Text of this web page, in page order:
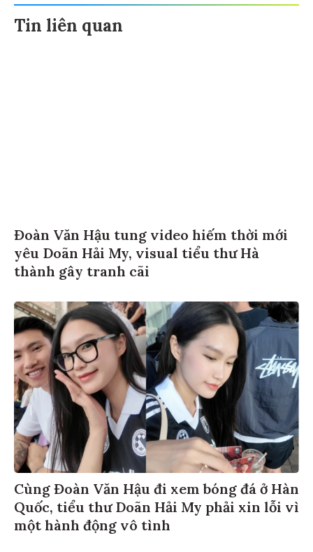
Tin liên quan
Đoàn Văn Hậu tung video hiếm thời mới
yêu Doãn Hải My, visual tiểu thư Hà
thành gây tranh cãi
Cùng Đoàn Văn Hậu đi xem bóng đá ở Hàn
Quốc, tiểu thư Doãn Hải My phải xin lỗi vì
một hành động vô tình